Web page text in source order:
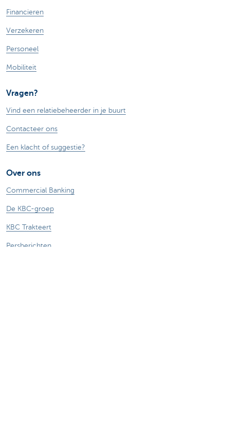
Financieren
Verzekeren
Personeel
Mobiliteit
Vragen?
Vind een relatiebeheerder in je buurt
Contacteer ons
Een klacht of suggestie?
Over ons
Commercial Banking
De KBC-groep
KBC Trakteert
Persberichten